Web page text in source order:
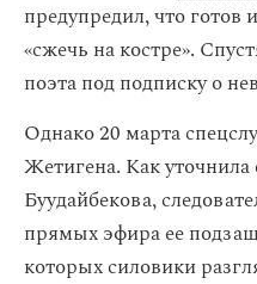
предупредил, что готов
«сжечь на костре».
поэта под подписку о
Однако 20 марта
Жетигена. Как уточнила
Буудайбекова,
прямых эфира ее
которых силовики